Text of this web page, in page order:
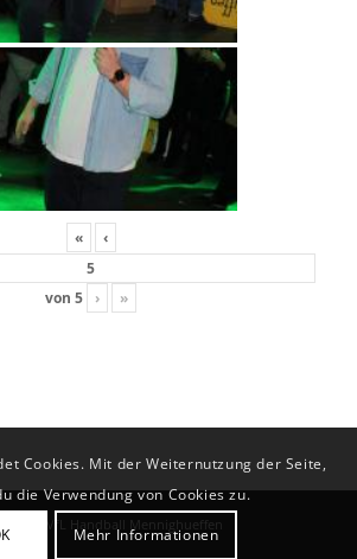
« ‹
von5 › »
- VfL Handball Mennighueffen
Cookies. Mit der Weiternutzung der Seite,
die Verwendung von Cookies zu.
Mehr Informationen